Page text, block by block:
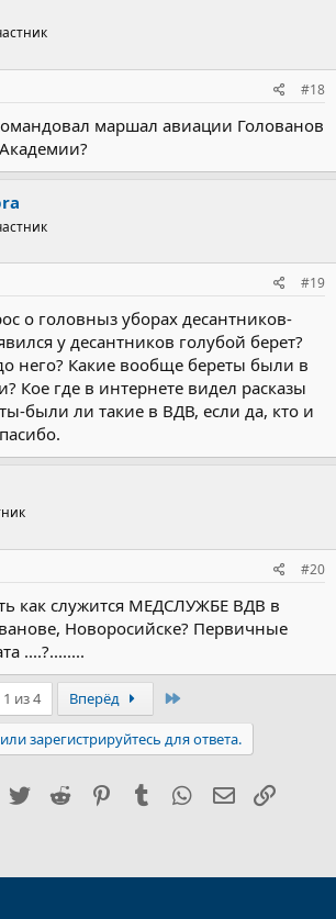
#18
маршал авиации Голованов
#19
о головныз уборах десантников-
у десантников голубой берет?
него? Какие вообще береты были в
Кое где в интернете видел расказы
были ли такие в ВДВ, если да, кто и
#20
как служится МЕДСЛУЖБЕ ВДВ в
Новоросийске? Первичные
....?........
1 из 4 Вперёд
зарегистрируйтесь для ответа.
Facebook
Twitter Reddit PinterestTumblr WhatsApp